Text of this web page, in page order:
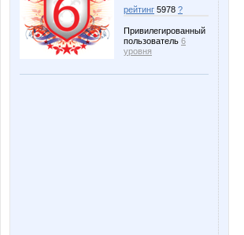
рейтинг 5978 ?
Привилегированный
пользователь 6
уровня